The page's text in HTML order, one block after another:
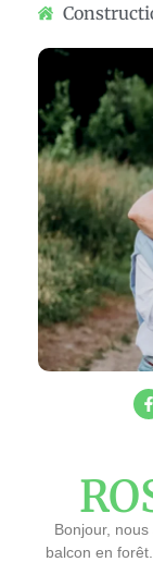
Bonjour,
balcon en